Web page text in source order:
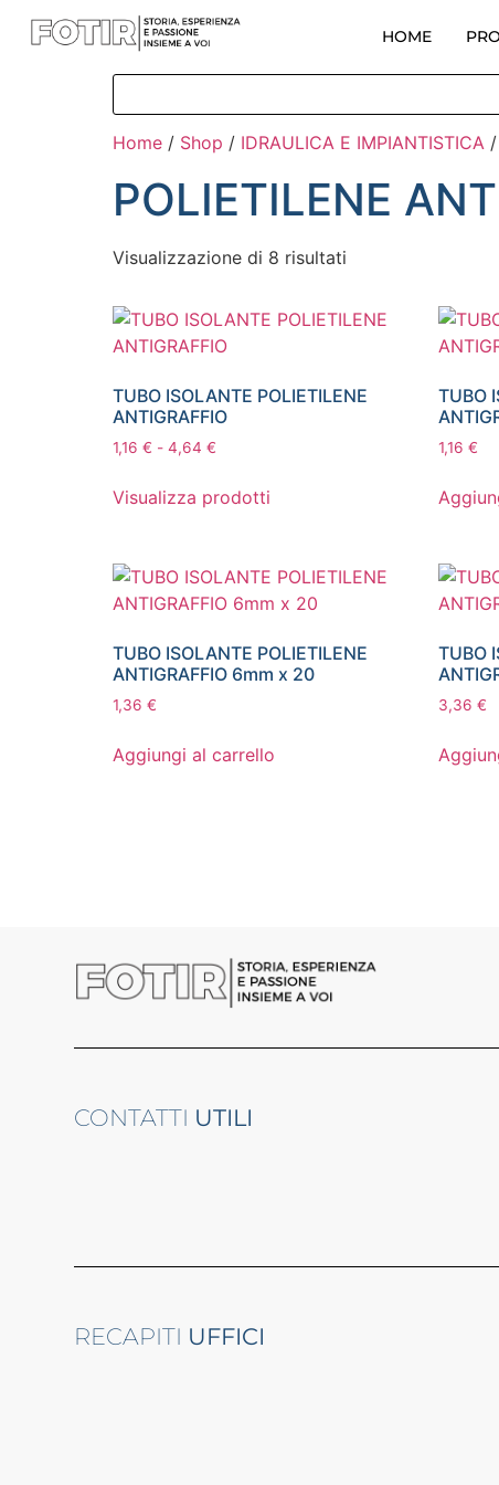
HOME
Home / Shop / IDRAULICA E IMPIANTISTICA /
POLIETILENE
Visualizzazione di 8 risultati
TUBO ISOLANTE POLIETILENE
ANTIGRAFFIO
1,16 € - 4,64 €
Visualizza prodotti
TUBO
1,16 €
TUBO ISOLANTE POLIETILENE
ANTIGRAFFIO 6mm x 20
1,36 €
Aggiungi al carrello
TUBO
3,36 €
CONTATTI UTILI
RECAPITI UFFICI